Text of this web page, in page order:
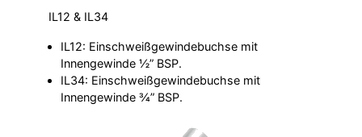
IL12 & IL34
IL12: Einschweißgewindebuchse mit
Innengewinde ½” BSP.
IL34: Einschweißgewindebuchse mit
Innengewinde ¾” BSP.